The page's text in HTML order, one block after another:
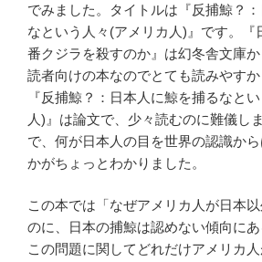
でみました。タイトルは『反捕鯨？
なという人々(アメリカ人)』です。『
番クジラを殺すのか』は幻冬舎文庫
読者向けの本なのでとても読みやすか
『反捕鯨？：日本人に鯨を捕るなと
人)』は論文で、少々読むのに難儀し
で、何が日本人の目を世界の認識か
かがちょっとわかりました。
この本では「なぜアメリカ人が日本
のに、日本の捕鯨は認めない傾向にあ
この問題に関してどれだけアメリカ